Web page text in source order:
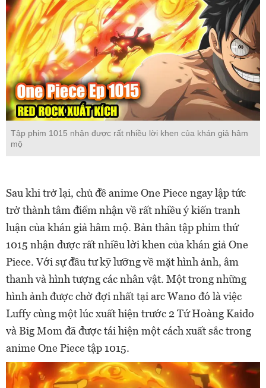
Tập phim 1015 nhận được rất nhiều lời khen của khán giả hâm
mộ
Sau khi trở lại, chủ đề anime One Piece ngay lập tức
trở thành tâm điểm nhận về rất nhiều ý kiến tranh
luận của khán giả hâm mộ. Bản thân tập phim thứ
1015 nhận được rất nhiều lời khen của khán giả One
Piece. Với sự đầu tư kỹ lưỡng về mặt hình ảnh, âm
thanh và hình tượng các nhân vật. Một trong những
hình ảnh được chờ đợi nhất tại arc Wano đó là việc
Luffy cùng một lúc xuất hiện trước 2 Tứ Hoàng Kaido
và Big Mom đã được tái hiện một cách xuất sắc trong
anime One Piece tập 1015.